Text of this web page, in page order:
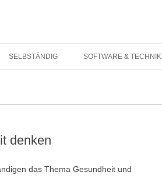
SELBSTÄNDIG SOFTWARE & TECHNIK
denken
das Thema Gesundheit und